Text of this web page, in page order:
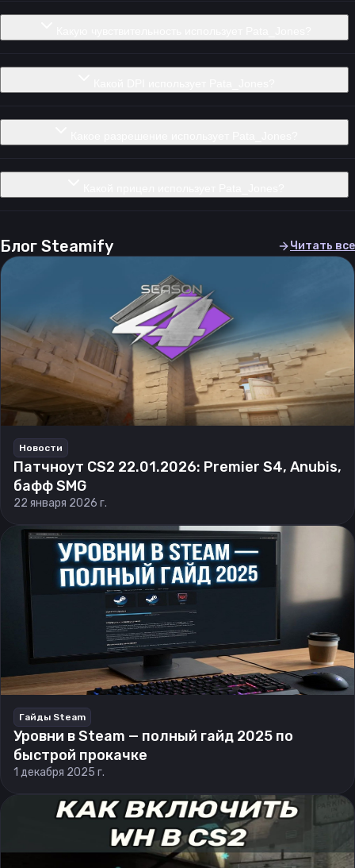
Блог Steamify Читать все
Новости
Патчноут CS2 22.01.2026: Premier S4, Anubis,
бафф SMG
22 января 2026 г.
Гайды Steam
Уровни в Steam — полный гайд 2025 по
быстрой прокачке
1 декабря 2025 г.